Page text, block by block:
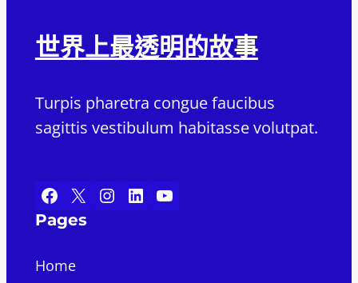
世界上最透明的故事
Turpis pharetra congue faucibus
sagittis vestibulum habitasse volutpat.
Facebook X Instagram LinkedIn YouTube
Pages
Home